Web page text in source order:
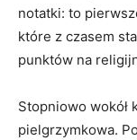
notatki: to
które z czasem
punktów na
Stopniowo wokół
pielgrzymkowa.